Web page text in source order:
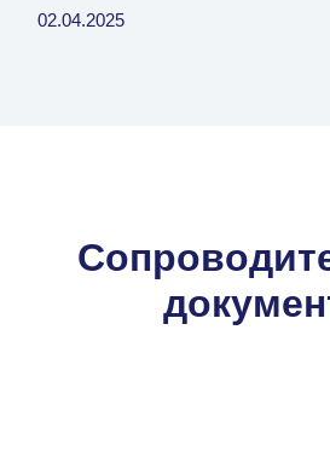
02.04.2025